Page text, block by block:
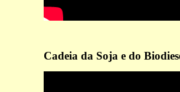
Cadeia da Soja e do